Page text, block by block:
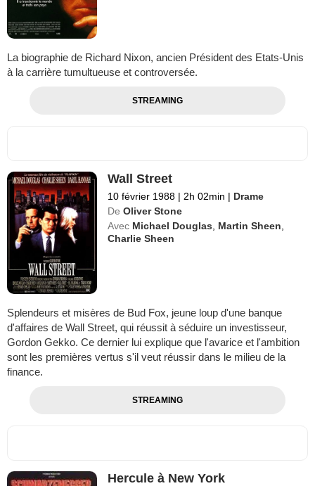
La biographie de Richard Nixon, ancien Président des Etats-Unis
à la carrière tumultueuse et controversée.
STREAMING
Wall Street
10 février 1988 | 2h 02min | Drame
De Oliver Stone
Avec Michael Douglas Martin Sheen
Charlie Sheen
Splendeurs et misères de Bud Fox, jeune loup d'une banque
d'affaires de Wall Street, qui réussit à séduire un investisseur,
Gordon Gekko. Ce dernier lui explique que l'avarice et l'ambition
sont les premières vertus s'il veut réussir dans le milieu de la
finance.
STREAMING
Hercule à New York